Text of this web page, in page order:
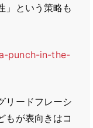
」という策略も
punch-in-the-
リードフレーシ
もが表向きはコ